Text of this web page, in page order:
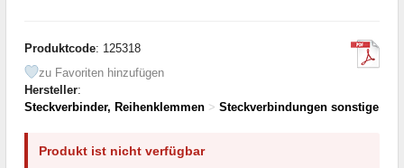
Produktcode: 125318
zu Favoriten hinzufügen
Hersteller:
Steckverbinder, Reihenklemmen > Steckverbindungen sonstige
Produkt ist nicht verfügbar